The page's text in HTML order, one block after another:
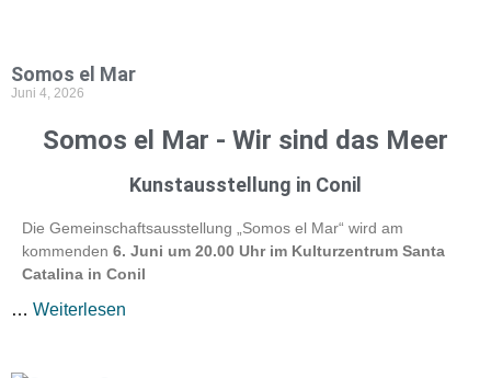
Somos el Mar
Juni 4, 2026
Somos el Mar - Wir sind das Meer
Kunstausstellung in Conil
Die Gemeinschaftsausstellung „Somos el Mar“ wird am
kommenden 6. Juni um 20.00 Uhr im Kulturzentrum Santa
Catalina in Conil
… Weiterlesen